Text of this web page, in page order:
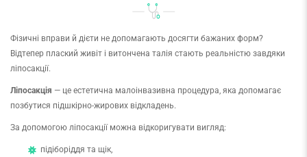
Фізичні вправи й дієти не допомагають досягти бажаних форм?
Відтепер плаский живіт і витончена талія стають реальністю завдяки
ліпосакції.
Ліпосакція — це естетична малоінвазивна процедура, яка допомагає
позбутися підшкірно-жирових відкладень.
За допомогою ліпосакції можна відкоригувати вигляд:
підіборіддя та щік,